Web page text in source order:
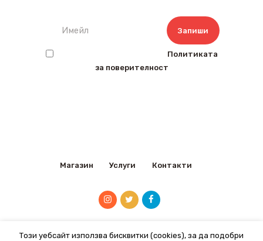
Политиката
за поверителност
Магазин Услуги Контакти
2020 © VetVlas.com
Този уебсайт използва бисквитки (cookies), за да подобри